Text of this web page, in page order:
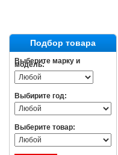
Подбор товара
Выберите марку и
модель:
Выбирите год:
Выберите товар: